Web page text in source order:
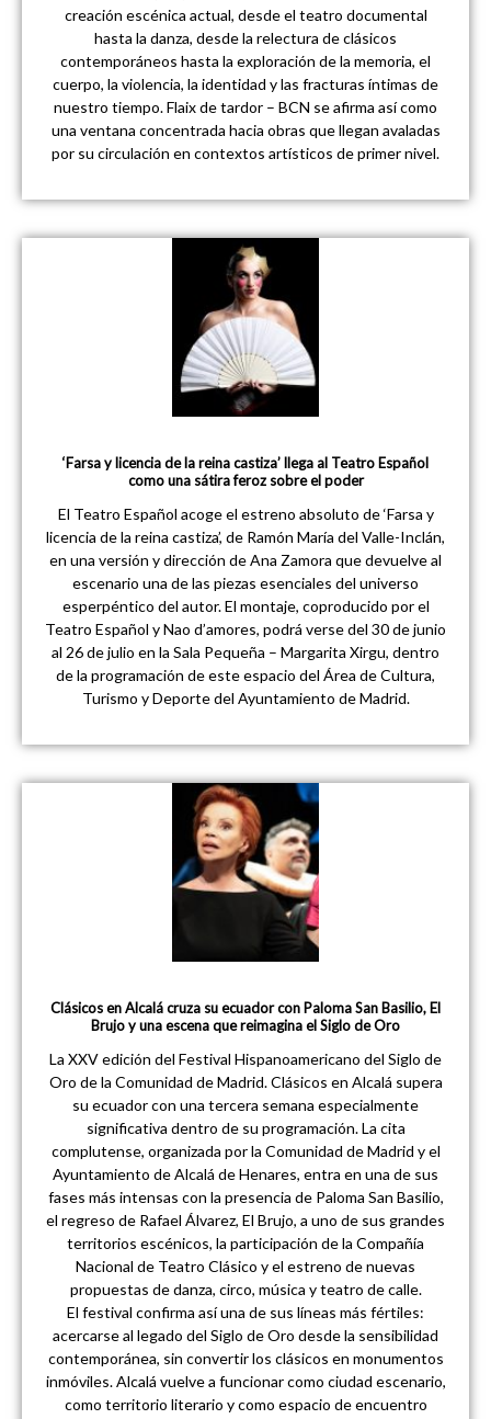
creación escénica actual, desde el teatro documental
hasta la danza, desde la relectura de clásicos
contemporáneos hasta la exploración de la memoria, el
cuerpo, la violencia, la identidad y las fracturas íntimas de
nuestro tiempo. Flaix de tardor – BCN se afirma así como
una ventana concentrada hacia obras que llegan avaladas
por su circulación en contextos artísticos de primer nivel.
‘Farsa y licencia de la reina castiza’ llega al Teatro Español
como una sátira feroz sobre el poder
El Teatro Español acoge el estreno absoluto de ‘Farsa y
licencia de la reina castiza’, de Ramón María del Valle-Inclán,
en una versión y dirección de Ana Zamora que devuelve al
escenario una de las piezas esenciales del universo
esperpéntico del autor. El montaje, coproducido por el
Teatro Español y Nao d’amores, podrá verse del 30 de junio
al 26 de julio en la Sala Pequeña – Margarita Xirgu, dentro
de la programación de este espacio del Área de Cultura,
Turismo y Deporte del Ayuntamiento de Madrid.
Clásicos en Alcalá cruza su ecuador con Paloma San Basilio, El
Brujo y una escena que reimagina el Siglo de Oro
La XXV edición del Festival Hispanoamericano del Siglo de
Oro de la Comunidad de Madrid. Clásicos en Alcalá supera
su ecuador con una tercera semana especialmente
significativa dentro de su programación. La cita
complutense, organizada por la Comunidad de Madrid y el
Ayuntamiento de Alcalá de Henares, entra en una de sus
fases más intensas con la presencia de Paloma San Basilio,
el regreso de Rafael Álvarez, El Brujo, a uno de sus grandes
territorios escénicos, la participación de la Compañía
Nacional de Teatro Clásico y el estreno de nuevas
propuestas de danza, circo, música y teatro de calle.
El festival confirma así una de sus líneas más fértiles:
acercarse al legado del Siglo de Oro desde la sensibilidad
contemporánea, sin convertir los clásicos en monumentos
inmóviles. Alcalá vuelve a funcionar como ciudad escenario,
como territorio literario y como espacio de encuentro